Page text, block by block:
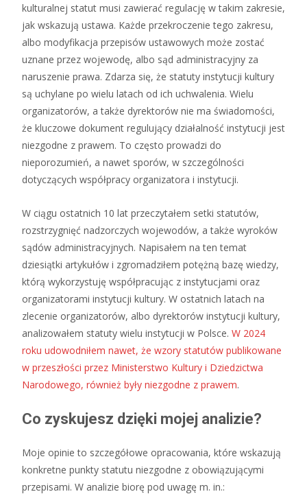
kulturalnej statut musi zawierać regulację w takim zakresie,
jak wskazują ustawa. Każde przekroczenie tego zakresu,
albo modyfikacja przepisów ustawowych może zostać
uznane przez wojewodę, albo sąd administracyjny za
naruszenie prawa. Zdarza się, że statuty instytucji kultury
są uchylane po wielu latach od ich uchwalenia. Wielu
organizatorów, a także dyrektorów nie ma świadomości,
że kluczowe dokument regulujący działalność instytucji jest
niezgodne z prawem. To często prowadzi do
nieporozumień, a nawet sporów, w szczególności
dotyczących współpracy organizatora i instytucji.
W ciągu ostatnich 10 lat przeczytałem setki statutów,
rozstrzygnięć nadzorczych wojewodów, a także wyroków
sądów administracyjnych. Napisałem na ten temat
dziesiątki artykułów i zgromadziłem potężną bazę wiedzy,
którą wykorzystuję współpracując z instytucjami oraz
organizatorami instytucji kultury. W ostatnich latach na
zlecenie organizatorów, albo dyrektorów instytucji kultury,
analizowałem statuty wielu instytucji w Polsce. W 2024
roku udowodniłem nawet, że wzory statutów publikowane
w przeszłości przez Ministerstwo Kultury i Dziedzictwa
Narodowego, również były niezgodne z prawem.
Co zyskujesz dzięki mojej analizie?
Moje opinie to szczegółowe opracowania, które wskazują
konkretne punkty statutu niezgodne z obowiązującymi
przepisami. W analizie biorę pod uwagę m. in.: